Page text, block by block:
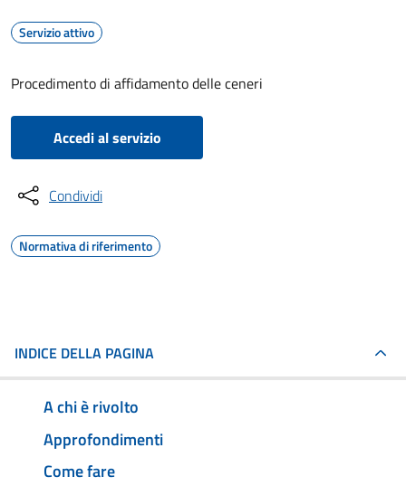
Servizio attivo
Procedimento di affidamento delle ceneri
Accedi al servizio
Condividi
Normativa di riferimento
INDICE DELLA PAGINA
A chi è rivolto
Approfondimenti
Come fare